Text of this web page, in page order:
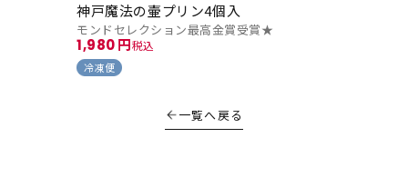
モンドセレクション最高金賞受賞★
神戸魔法の壷プリン4個入
冷凍便
1,980 税込
一覧へ戻る